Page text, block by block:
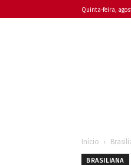
quinta-feira,
Início
BRASILIANA